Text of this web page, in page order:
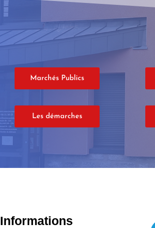
Marchés Publics
Les démarches
Informations